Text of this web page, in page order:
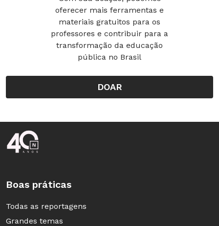
oferecer mais ferramentas e
materiais gratuitos para os
professores e contribuir para a
transformação da educação
pública no Brasil
DOAR
Rodapé da Nova Escola
Boas práticas
Todas as reportagens
Grandes temas